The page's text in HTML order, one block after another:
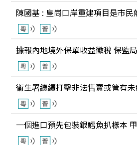
陳國基 : 皇崗口岸重建項目是市
據報內地境外保單收益徵稅 保監
衞生署繼續打擊非法售賣或管有
一個進口預先包裝銀鱈魚扒樣本